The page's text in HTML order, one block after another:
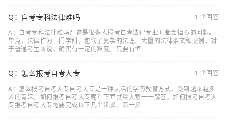
Q：自考专科法律难吗
1 个回答
A：自考专科法律难吗？这是很多人报考自考法律专业时都会担心的问题。
毕竟，法律作为一门学科，包含了复杂的法理、大量的法律条文和案例，对
于普通考生来说，确实有一定的难度。只要有恒
Q：怎么报考自考大专
1 个回答
A：怎么报考自考大专自考大专是一种灵活的学历教育方式，受到越来越多
人的青睐。如何报考自考大专呢？下面就给大家一一解答。如何报考自考大
专报考自考大专需要完成以下几个步骤。第一步